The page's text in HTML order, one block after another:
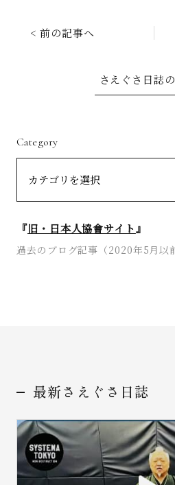
お問い合わせ
< 前の記事へ
さえぐさ日誌
Category
『旧・日本人協會サイト』
過去のブログ記事（2020年5月以
最新さえぐさ日誌